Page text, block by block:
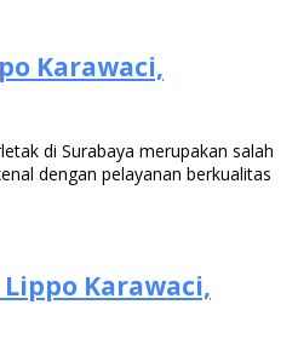
Karawaci,
di Surabaya merupakan salah
dengan pelayanan berkualitas
Karawaci,